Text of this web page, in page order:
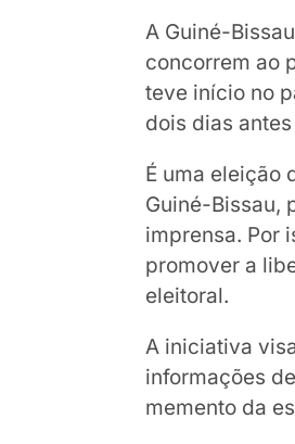
A Guiné-
concorrem ao
teve início no
dois dias
É uma eleição
Guiné-Bissau,
imprensa. Por
promover a
eleitoral.
A iniciativa
informações
memento da